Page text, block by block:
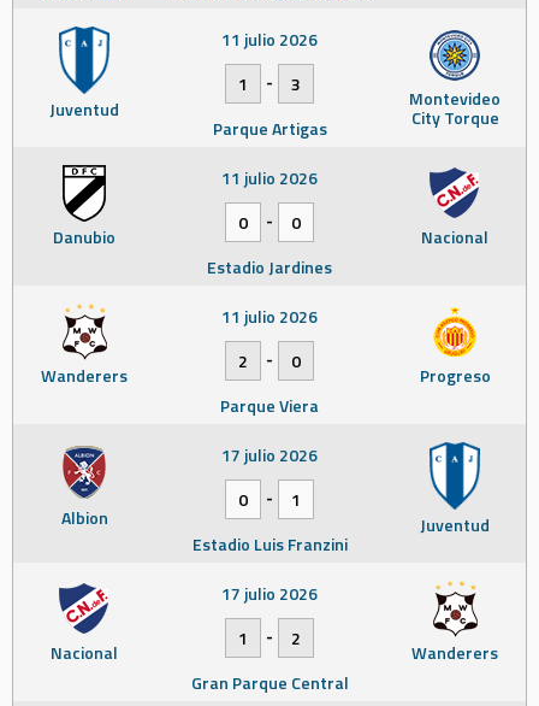
Juventud Montevideo
City Torque
11 julio 2026
1
-
3
Parque Artigas
Danubio Nacional
11 julio 2026
0
-
0
Estadio Jardines
Wanderers Progreso
11 julio 2026
2
-
0
Parque Viera
Albion Juventud
17 julio 2026
0
-
1
Estadio Luis Franzini
Nacional Wanderers
17 julio 2026
1
-
2
Gran Parque Central